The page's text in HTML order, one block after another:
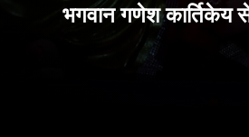
भगवान गणेश कार्तिकेय